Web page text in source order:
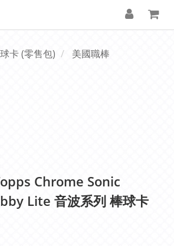
卡 (零售包) 美國職棒
Chrome Sonic
Lite 音波系列 棒球卡